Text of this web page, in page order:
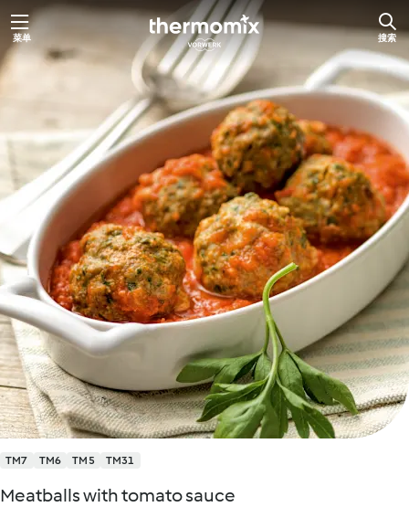
跳
至
主
菜单 搜索
TM7 TM6 TM5 TM31
Meatballs with tomato sauce